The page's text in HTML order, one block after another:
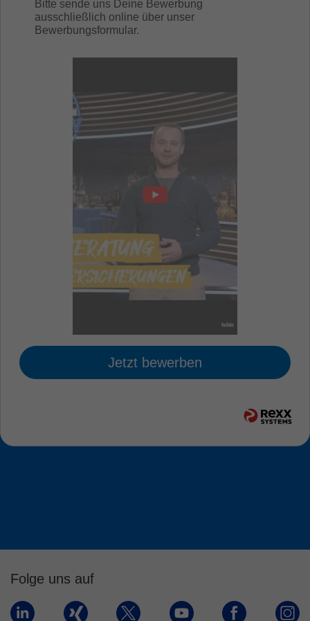
Bitte sende uns Deine Bewerbung
ausschließlich online über unser
Bewerbungsformular.
Jetzt bewerben
Folge uns auf